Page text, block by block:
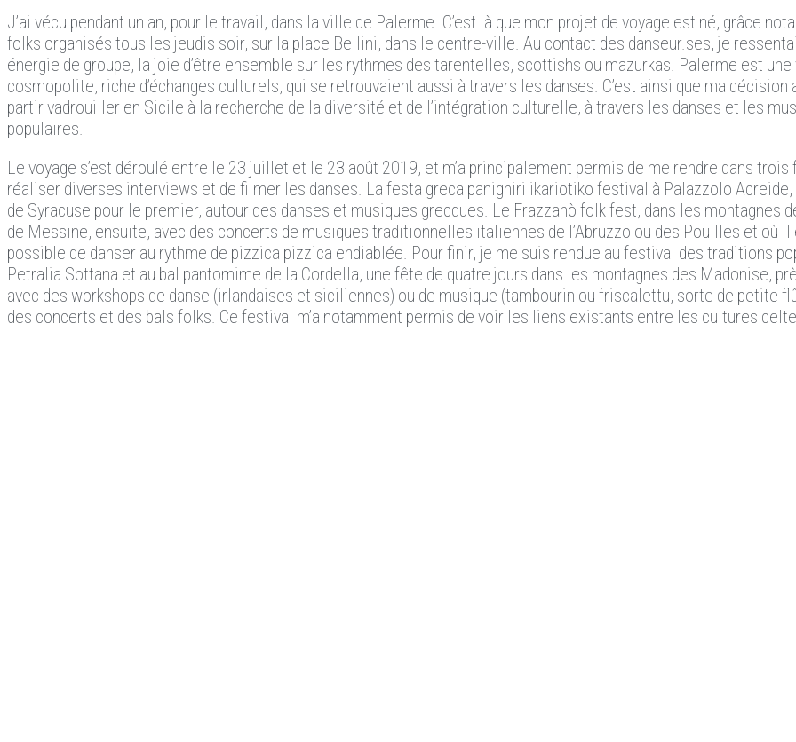
J’ai vécu pendant un an, pour le travail, dans la ville de Palerme. C’est là que mon projet de voyage est né, grâce
folks organisés tous les jeudis soir, sur la place Bellini, dans le centre-ville. Au contact des danseur.ses, je
énergie de groupe, la joie d’être ensemble sur les rythmes des tarentelles, scottishs ou mazurkas. Palerme est
cosmopolite, riche d’échanges culturels, qui se retrouvaient aussi à travers les danses. C’est ainsi que ma décision
partir vadrouiller en Sicile à la recherche de la diversité et de l’intégration culturelle, à travers les danses et les
populaires.
Le voyage s’est déroulé entre le 23 juillet et le 23 août 2019, et m’a principalement permis de me rendre dans trois
réaliser diverses interviews et de filmer les danses. La festa greca panighiri ikariotiko festival à Palazzolo Acreide,
de Syracuse pour le premier, autour des danses et musiques grecques. Le Frazzanò folk fest, dans les montagnes
de Messine, ensuite, avec des concerts de musiques traditionnelles italiennes de l’Abruzzo ou des Pouilles et où
possible de danser au rythme de pizzica pizzica endiablée. Pour finir, je me suis rendue au festival des traditions
Petralia Sottana et au bal pantomime de la Cordella, une fête de quatre jours dans les montagnes des Madonise,
avec des workshops de danse (irlandaises et siciliennes) ou de musique (tambourin ou friscalettu, sorte de petite
des concerts et des bals folks. Ce festival m’a notamment permis de voir les liens existants entre les cultures